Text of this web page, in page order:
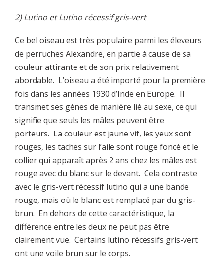
2) Lutino et Lutino récessif gris-vert
Ce bel oiseau est très populaire parmi les éleveurs
de perruches Alexandre, en partie à cause de sa
couleur attirante et de son prix relativement
abordable. L’oiseau a été importé pour la première
fois dans les années 1930 d’Inde en Europe. Il
transmet ses gènes de manière lié au sexe, ce qui
signifie que seuls les mâles peuvent être
porteurs. La couleur est jaune vif, les yeux sont
rouges, les taches sur l’aile sont rouge foncé et le
collier qui apparaît après 2 ans chez les mâles est
rouge avec du blanc sur le devant. Cela contraste
avec le gris-vert récessif lutino qui a une bande
rouge, mais où le blanc est remplacé par du gris-
brun. En dehors de cette caractéristique, la
différence entre les deux ne peut pas être
clairement vue. Certains lutino récessifs gris-vert
ont une voile brun sur le corps.